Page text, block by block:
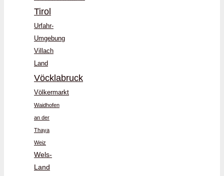
Tirol
Urfahr-
Umgebung
Villach
Land
Vöcklabruck
Völkermarkt
Waidhofen
an der
Thaya
Weiz
Wels-
Land